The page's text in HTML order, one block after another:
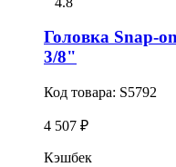
Головка Snap-
3/8"
Код товара: S5792
4 507 ₽
Кэшбек